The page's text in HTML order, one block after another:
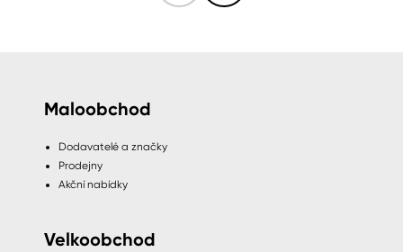
Maloobchod
Dodavatelé a značky
Prodejny
Akční nabídky
Velkoobchod